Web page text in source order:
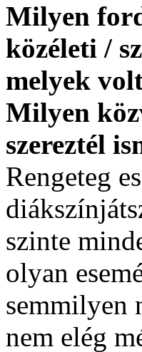
Milyen
közéleti /
melyek
Milyen
szereztél
Rengeteg
szinte
olyan
semmilyen
nem elég